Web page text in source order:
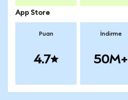
App Store
Puan
4.7
İndirme
50M+